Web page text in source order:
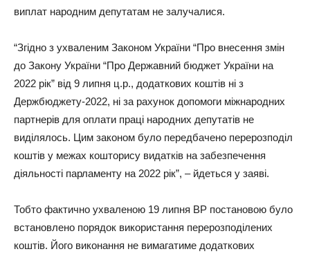
виплат народним депутатам не залучалися.
“Згідно з ухваленим Законом України “Про внесення змін
до Закону України “Про Державний бюджет України на
2022 рік” від 9 липня ц.р., додаткових коштів ні з
Держбюджету-2022, ні за рахунок допомоги міжнародних
партнерів для оплати праці народних депутатів не
виділялось. Цим законом було передбачено перерозподіл
коштів у межах кошторису видатків на забезпечення
діяльності парламенту на 2022 рік”, – йдеться у заяві.
Тобто фактично ухваленою 19 липня ВР постановою було
встановлено порядок використання перерозподілених
коштів. Його виконання не вимагатиме додаткових